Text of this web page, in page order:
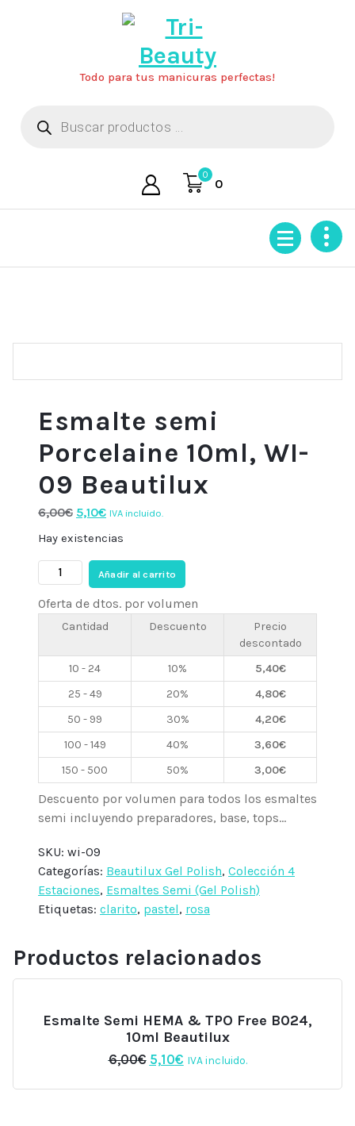
Todo para tus manicuras perfectas!
productos
0
0
Esmalte semi
Porcelaine 10ml, WI-
09 Beautilux
6,00€ El
precio
era:
6,00€.
5,10€El
precio
es:
5,10€.
IVA incluido.
Hay existencias
Esmalte
semi
Porcelaine
10ml,
Beautilux
cantidad
Añadir al carrito
Oferta de dtos. por volumen
Cantidad Descuento
Precio
descontado
10 - 24
10% 5,40€
25 - 49
20% 4,80€
50 - 99
30% 4,20€
100 - 149
40% 3,60€
150 - 500
50% 3,00€
Descuento por volumen para todos los esmaltes
semi incluyendo preparadores, base, tops...
SKU: wi-09
Categorías: Beautilux Gel Polish, Colección 4
Estaciones, Esmaltes Semi (Gel Polish)
Etiquetas: clarito, pastel, rosa
Productos relacionados
Esmalte Semi HEMA & TPO Free B024,
10ml Beautilux
6,00€ El
original
5,10€El
actual
IVA incluido.